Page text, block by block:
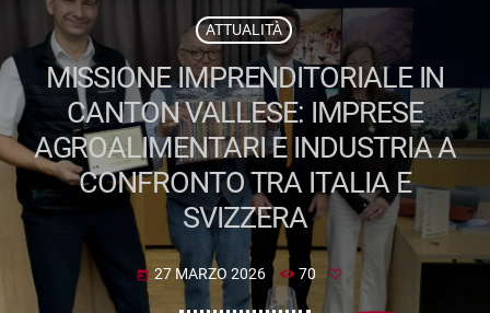
ATTUALITÀ
MISSIONE IMPRENDITORIALE IN
CANTON VALLESE: IMPRESE
AGROALIMENTARI E INDUSTRIA A
CONFRONTO TRA ITALIA E
SVIZZERA
today 27 MARZO 2026 70